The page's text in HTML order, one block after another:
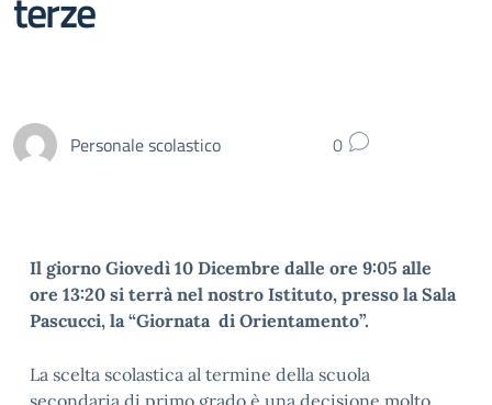
Personale scolastico 0
Il giorno Giovedì 10 Dicembre dalle ore 9:05 alle
ore 13:20 si terrà nel nostro Istituto, presso la Sala
Pascucci, la “Giornata di Orientamento”.
La scelta scolastica al termine della scuola
secondaria di primo grado è una decisione molto